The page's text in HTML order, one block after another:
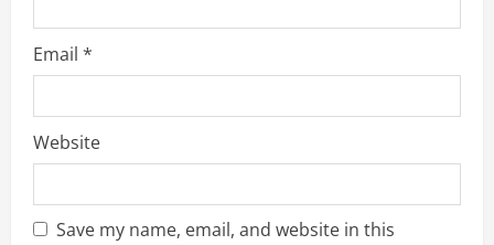
Email *
Website
Save my name, email, and website in this